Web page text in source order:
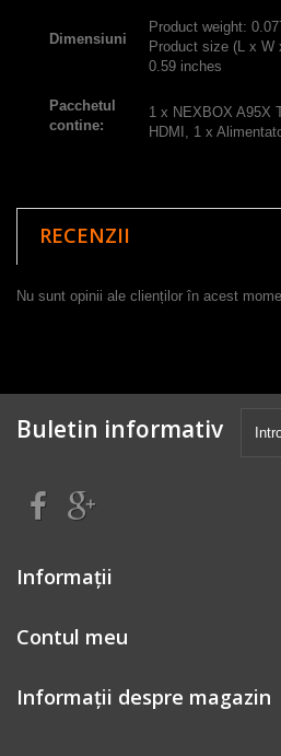
Dimensiuni
Product weight:
Product size (L x
0.59 inches
Pacchetul
contine:
1 x NEXBOX A95X
HDMI, 1 x
RECENZII
Nu sunt opinii ale clienților în acest
Buletin informativ
Informaţii
Contul meu
Informații despre magazin